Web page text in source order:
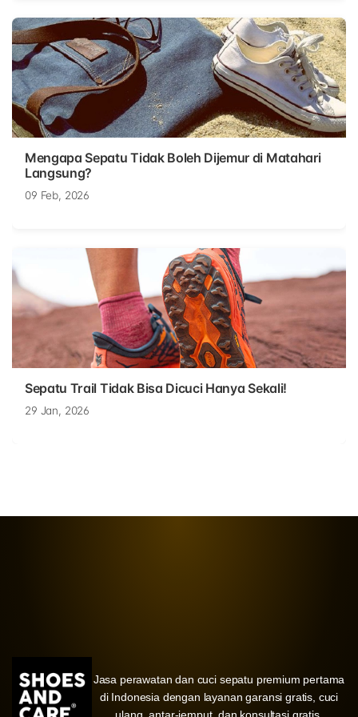
Mengapa Sepatu Tidak Boleh Dijemur di Matahari
Langsung?
09 Feb, 2026
Sepatu Trail Tidak Bisa Dicuci Hanya Sekali!
29 Jan, 2026
Jasa perawatan dan cuci sepatu premium pertama
di Indonesia dengan layanan garansi gratis, cuci